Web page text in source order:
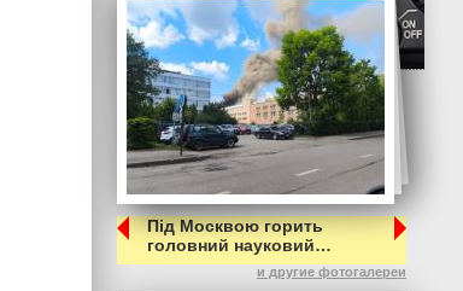
Під Москвою горить
головний науковий…
и другие фотогалереи